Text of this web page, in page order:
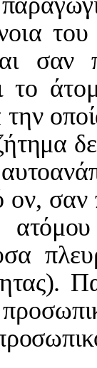
σαν
το
την
ον, σαν